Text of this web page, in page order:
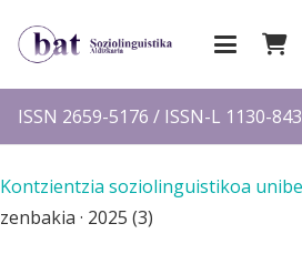
ISSN 2659-5176 / ISSN-L 1130-
Kontzientzia soziolinguistikoa
zenbakia · 2025 (3)